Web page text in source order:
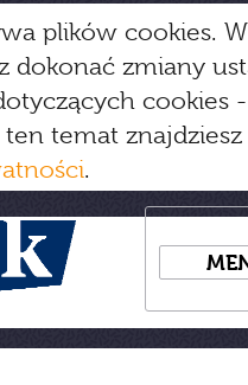
plików cookies.
dokonać zmiany
cookies
temat
.